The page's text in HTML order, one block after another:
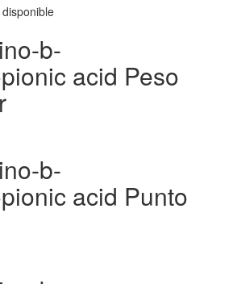
b-
acid Peso
b-
acid Punto